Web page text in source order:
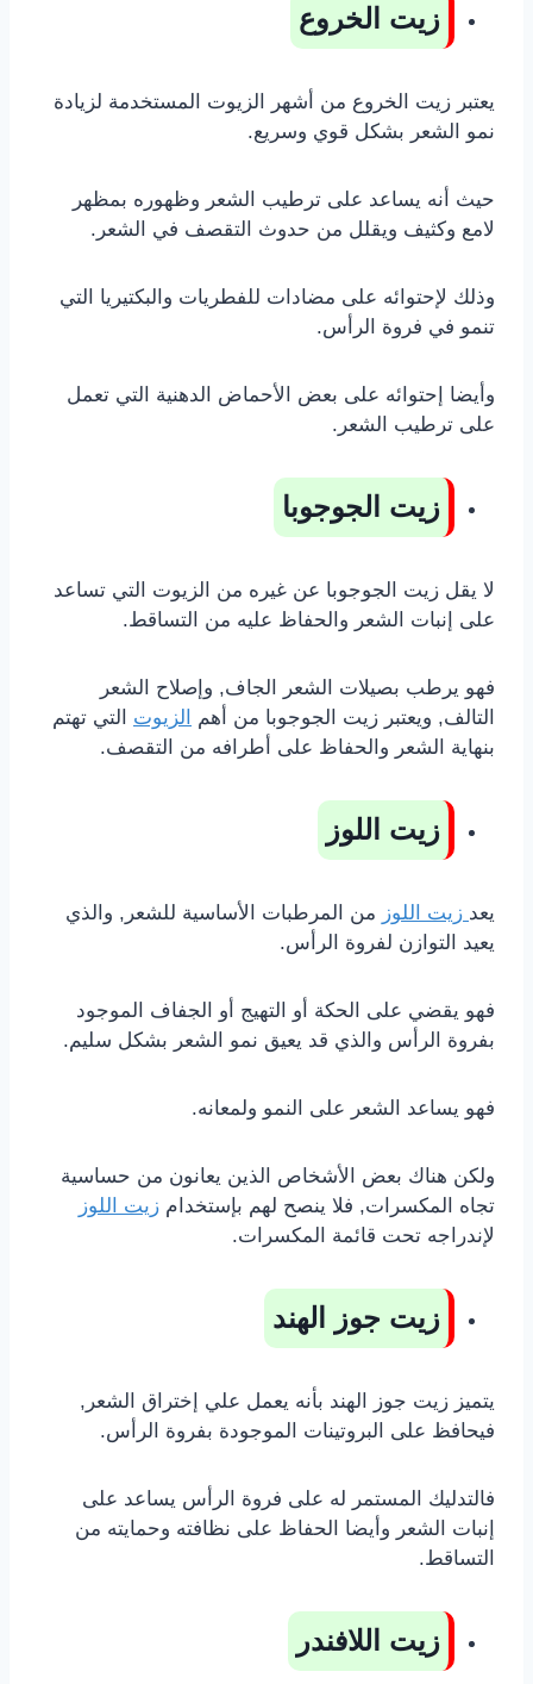
زيت الخروع
يعتبر زيت الخروع من أشهر الزيوت المستخدمة لزيادة
نمو الشعر بشكل قوي وسريع.
حيث أنه يساعد على ترطيب الشعر وظهوره بمظهر
لامع وكثيف ويقلل من حدوث التقصف في الشعر.
وذلك لإحتوائه على مضادات للفطريات والبكتيريا التي
تنمو في فروة الرأس.
وأيضا إحتوائه على بعض الأحماض الدهنية التي تعمل
على ترطيب الشعر.
زيت الجوجوبا
لا يقل زيت الجوجوبا عن غيره من الزيوت التي تساعد
على إنبات الشعر والحفاظ عليه من التساقط.
فهو يرطب بصيلات الشعر الجاف, وإصلاح الشعر
التالف, ويعتبر زيت الجوجوبا من أهم
الزيوت التي تهتم
بنهاية الشعر والحفاظ على أطرافه من التقصف.
زيت اللوز
يعد زيت اللوز من المرطبات الأساسية للشعر, والذي
يعيد التوازن لفروة الرأس.
فهو يقضي على الحكة أو التهيج أو الجفاف الموجود
بفروة الرأس والذي قد يعيق نمو الشعر بشكل سليم.
فهو يساعد الشعر على النمو ولمعانه.
ولكن هناك بعض الأشخاص الذين يعانون من حساسية
تجاه المكسرات, فلا ينصح لهم بإستخدام زيت اللوز
لإندراجه تحت قائمة المكسرات.
زيت جوز الهند
يتميز زيت جوز الهند بأنه يعمل علي إختراق الشعر,
فيحافظ على البروتينات الموجودة بفروة الرأس.
فالتدليك المستمر له على فروة الرأس يساعد على
إنبات الشعر وأيضا الحفاظ على نظافته وحمايته من
التساقط.
زيت اللافندر